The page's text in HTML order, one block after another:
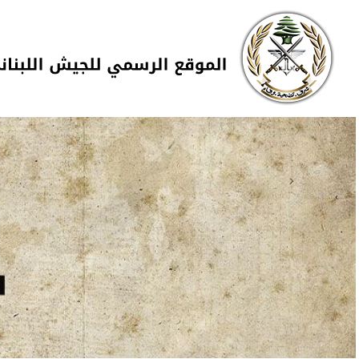
تجاوز إلى المحتوى الرئيسي
Skip to navigation